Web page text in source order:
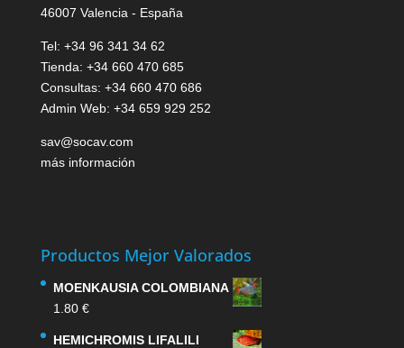
46007 Valencia - España
Tel: +34 96 341 34 62
Tienda: +34 660 470 685
Consultas: +34 660 470 686
Admin Web: +34 659 929 252
sav@socav.com
más información
Productos Mejor Valorados
MOENKAUSIA COLOMBIANA
1.80 €
HEMICHROMIS LIFALILI